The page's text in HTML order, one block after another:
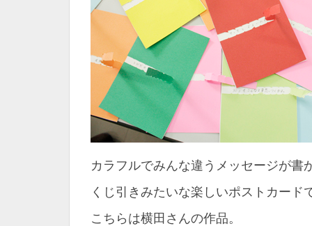
カラフルでみんな違うメッセージが書
くじ引きみたいな楽しいポストカード
こちらは横田さんの作品。